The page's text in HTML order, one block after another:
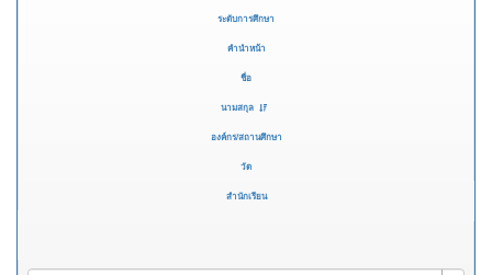
ระดับการศึกษา
คำนำหน้า
ชื่อ
นามสกุล
องค์กร/สถานศึกษา
วัด
สำนักเรียน